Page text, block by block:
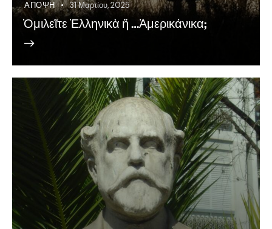
ΆΠΟΨΗ 31 Μαρτίου, 2025
Ὁμιλεῖτε Ἑλληνικὰ ἤ …Ἀμερικάνικα;